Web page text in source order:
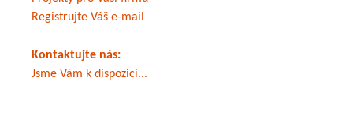
Registrujte Váš e-mail
Kontaktujte nás:
Jsme Vám k dispozici...